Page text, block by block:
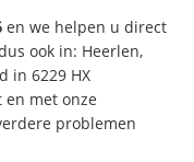
en we helpen u direct
ook in: Heerlen,
in 6229 HX
en met onze
problemen